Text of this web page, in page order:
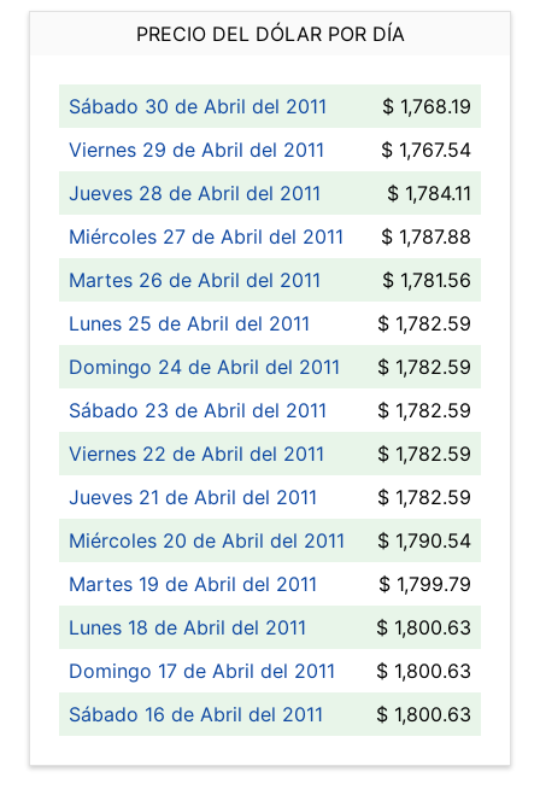
PRECIO DEL DÓLAR POR DÍA
Sábado 30 de Abril del 2011
$ 1,768.19
Viernes 29 de Abril del 2011
$ 1,767.54
Jueves 28 de Abril del 2011
$ 1,784.11
Miércoles 27 de Abril del 2011
$ 1,787.88
Martes 26 de Abril del 2011
$ 1,781.56
Lunes 25 de Abril del 2011
$ 1,782.59
Domingo 24 de Abril del 2011
$ 1,782.59
Sábado 23 de Abril del 2011
$ 1,782.59
Viernes 22 de Abril del 2011
$ 1,782.59
Jueves 21 de Abril del 2011
$ 1,782.59
Miércoles 20 de Abril del 2011
$ 1,790.54
Martes 19 de Abril del 2011
$ 1,799.79
Lunes 18 de Abril del 2011
$ 1,800.63
Domingo 17 de Abril del 2011
$ 1,800.63
Sábado 16 de Abril del 2011
$ 1,800.63